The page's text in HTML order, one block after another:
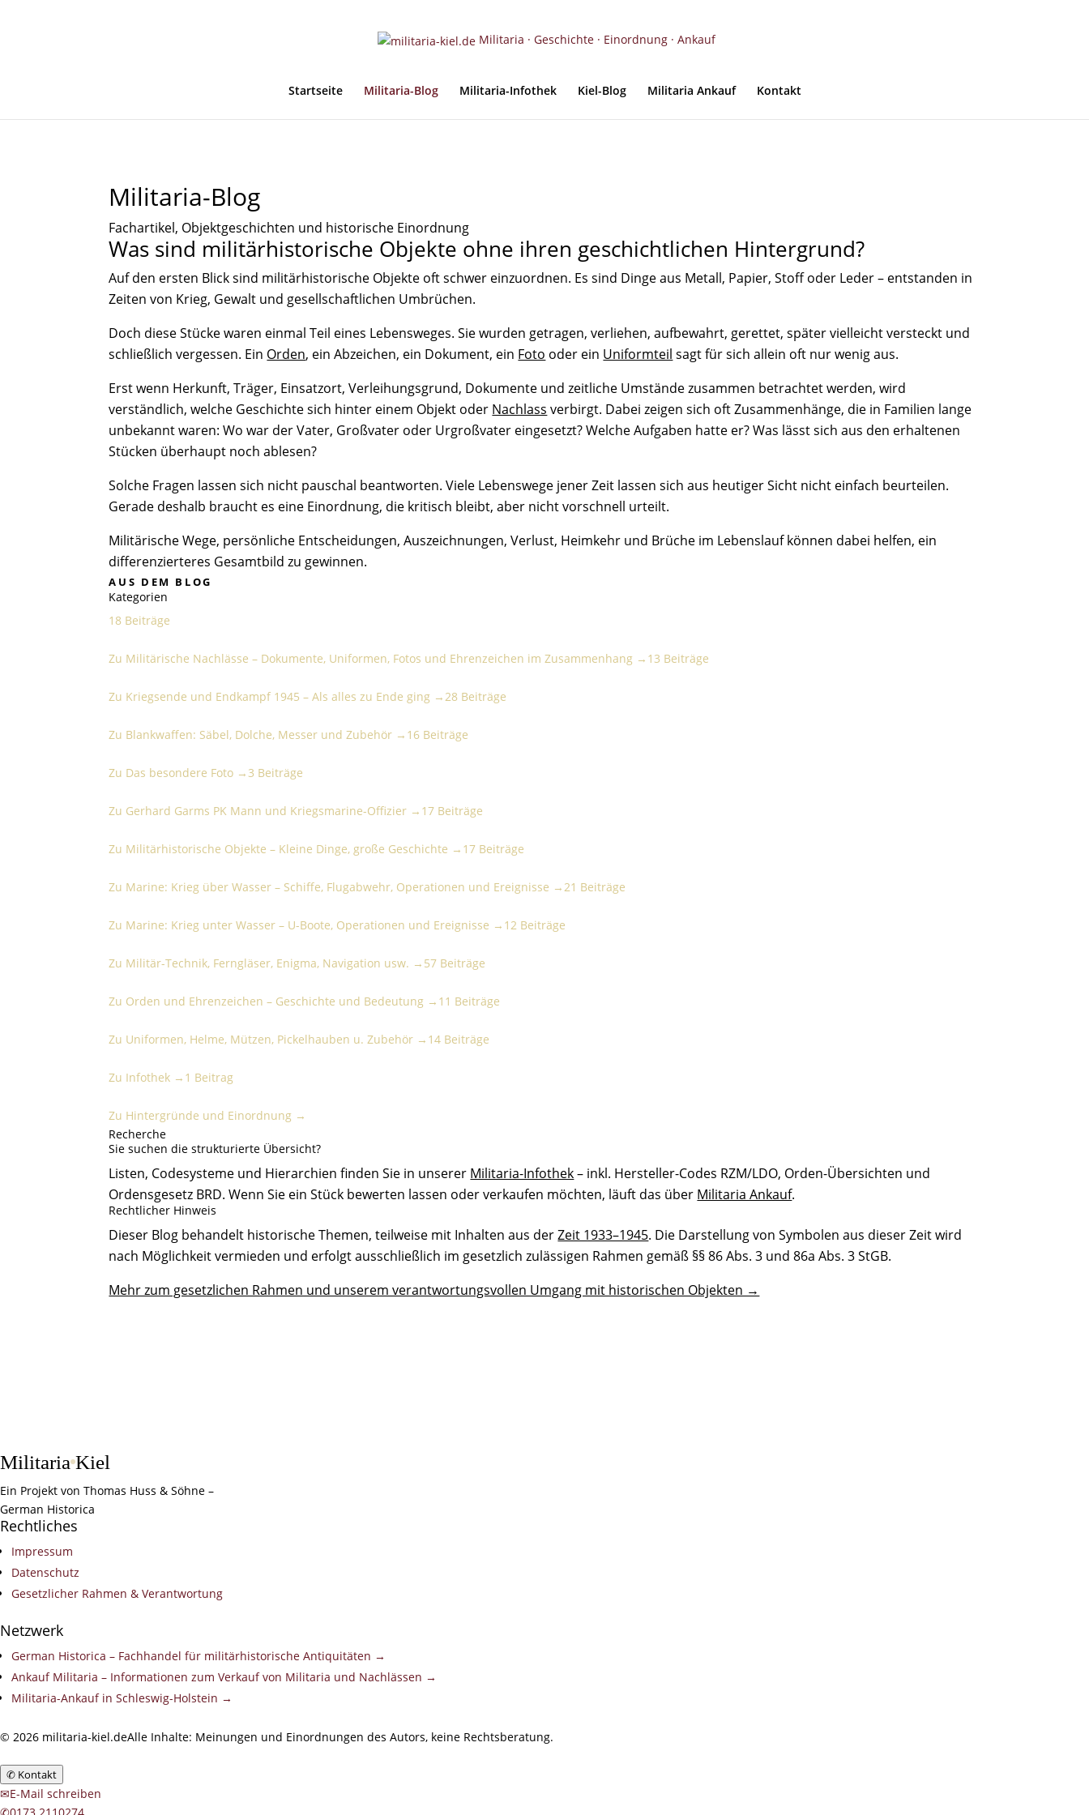
Militaria · Geschichte · Einordnung · Ankauf
Startseite Militaria-Blog Militaria-Infothek Kiel-Blog Militaria Ankauf Kontakt
Militaria-Blog
Fachartikel, Objektgeschichten und historische Einordnung
Was sind militärhistorische Objekte ohne ihren geschichtlichen Hintergrund?
Auf den ersten Blick sind militärhistorische Objekte oft schwer einzuordnen. Es sind Dinge aus Metall, Papier, Stoff oder Leder – entstanden in
Zeiten von Krieg, Gewalt und gesellschaftlichen Umbrüchen.
Doch diese Stücke waren einmal Teil eines Lebensweges. Sie wurden getragen, verliehen, aufbewahrt, gerettet, später vielleicht versteckt und
schließlich vergessen. Ein Orden, ein Abzeichen, ein Dokument, ein Foto oder ein Uniformteil sagt für sich allein oft nur wenig aus.
Erst wenn Herkunft, Träger, Einsatzort, Verleihungsgrund, Dokumente und zeitliche Umstände zusammen betrachtet werden, wird
verständlich, welche Geschichte sich hinter einem Objekt oder Nachlass verbirgt. Dabei zeigen sich oft Zusammenhänge, die in Familien lange
unbekannt waren: Wo war der Vater, Großvater oder Urgroßvater eingesetzt? Welche Aufgaben hatte er? Was lässt sich aus den erhaltenen
Stücken überhaupt noch ablesen?
Solche Fragen lassen sich nicht pauschal beantworten. Viele Lebenswege jener Zeit lassen sich aus heutiger Sicht nicht einfach beurteilen.
Gerade deshalb braucht es eine Einordnung, die kritisch bleibt, aber nicht vorschnell urteilt.
Militärische Wege, persönliche Entscheidungen, Auszeichnungen, Verlust, Heimkehr und Brüche im Lebenslauf können dabei helfen, ein
differenzierteres Gesamtbild zu gewinnen.
AUS DEM BLOG
Kategorien
18 Beiträge
Zu Militärische Nachlässe – Dokumente, Uniformen, Fotos und Ehrenzeichen im Zusammenhang → 13 Beiträge
Zu Kriegsende und Endkampf 1945 – Als alles zu Ende ging → 28 Beiträge
Zu Blankwaffen: Säbel, Dolche, Messer und Zubehör → 16 Beiträge
Zu Das besondere Foto → 3 Beiträge
Zu Gerhard Garms PK Mann und Kriegsmarine-Offizier → 17 Beiträge
Zu Militärhistorische Objekte – Kleine Dinge, große Geschichte → 17 Beiträge
Zu Marine: Krieg über Wasser – Schiffe, Flugabwehr, Operationen und Ereignisse → 21 Beiträge
Zu Marine: Krieg unter Wasser – U-Boote, Operationen und Ereignisse → 12 Beiträge
Zu Militär-Technik, Ferngläser, Enigma, Navigation usw. → 57 Beiträge
Zu Orden und Ehrenzeichen – Geschichte und Bedeutung → 11 Beiträge
Zu Uniformen, Helme, Mützen, Pickelhauben u. Zubehör → 14 Beiträge
Zu Infothek → 1 Beitrag
Zu Hintergründe und Einordnung →
Recherche
Sie suchen die strukturierte Übersicht?
Listen, Codesysteme und Hierarchien finden Sie in unserer Militaria-Infothek– inkl. Hersteller-Codes RZM/LDO, Orden-Übersichten und
Ordensgesetz BRD. Wenn Sie ein Stück bewerten lassen oder verkaufen möchten, läuft das über Militaria Ankauf.
Rechtlicher Hinweis
Dieser Blog behandelt historische Themen, teilweise mit Inhalten aus derZeit 1933–1945. Die Darstellung von Symbolen aus dieser Zeit wird
nach Möglichkeit vermieden und erfolgt ausschließlich im gesetzlich zulässigen Rahmen gemäß §§ 86 Abs. 3 und 86a Abs. 3 StGB.
Mehr zum gesetzlichen Rahmen und unserem verantwortungsvollen Umgang mit historischen Objekten →
Militaria Kiel
Ein Projekt von Thomas Huss & Söhne –
German Historica
Rechtliches
Impressum
Datenschutz
Gesetzlicher Rahmen & Verantwortung
Netzwerk
German Historica – Fachhandel für militärhistorische Antiquitäten →
Ankauf Militaria – Informationen zum Verkauf von Militaria und Nachlässen →
Militaria-Ankauf in Schleswig-Holstein →
© 2026 militaria-kiel.deAlle Inhalte: Meinungen und Einordnungen des Autors, keine Rechtsberatung.
✆ Kontakt
✉E-Mail schreiben